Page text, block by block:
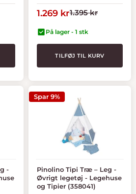
Tilbudspris
1.269 krNormal
1.395 kr
På lager - 1 stk
TILFØJ TIL KURV
-
Spar 9%
Pinolino Tipi Træ – Leg -
Øvrigt legetøj - Legehuse
og Tipier (358041)